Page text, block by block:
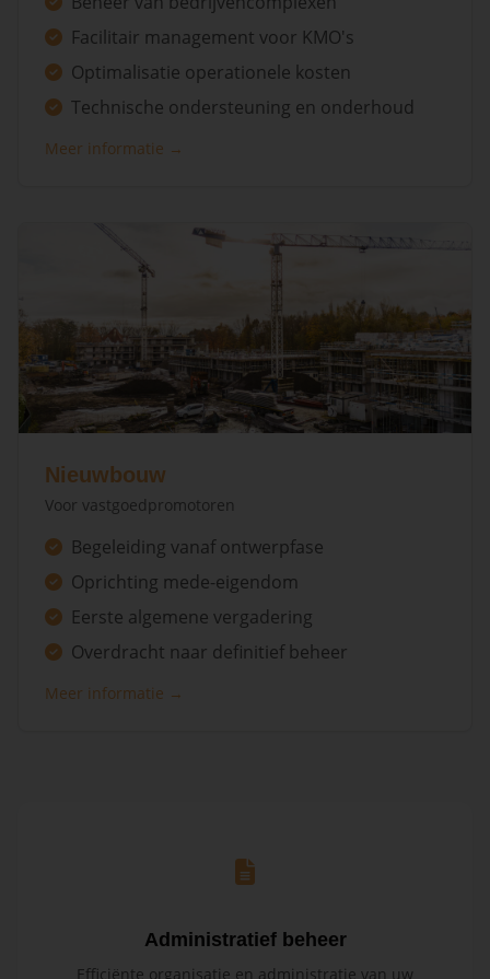
Facilitair management voor KMO's
Optimalisatie operationele kosten
Technische ondersteuning en onderhoud
Meer informatie →
Nieuwbouw
Voor vastgoedpromotoren
Begeleiding vanaf ontwerpfase
Oprichting mede-eigendom
Eerste algemene vergadering
Overdracht naar definitief beheer
Meer informatie →
Administratief beheer
Efficiënte organisatie en administratie van uw